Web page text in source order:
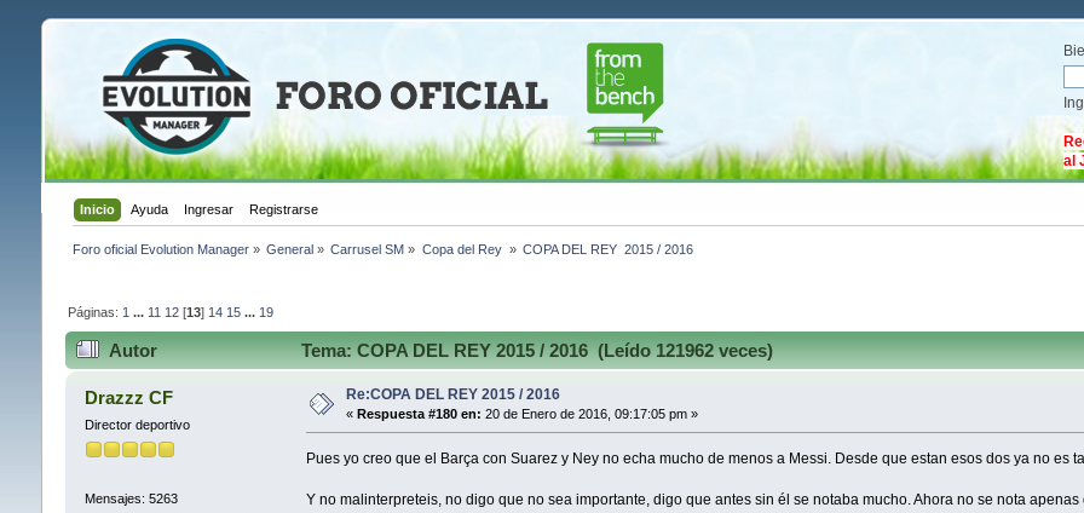
al
Inicio Ayuda Ingresar Registrarse
Foro oficial Evolution Manager» General » Carrusel SM » Copa del Rey » COPA DEL REY  2015 / 2016
Páginas: 1 ... 11 12[13] 14 15 ... 19
Autor Tema: COPA DEL REY 2015 / 2016 (Leído 121962 veces)
Drazzz CF
Director deportivo
Mensajes: 5263
Re:COPA DEL REY 2015 / 2016
« Respuesta #180 en: 20 de Enero de 2016, 09:17:05 pm »
Pues yo creo que el Barça con Suarez y Ney no echa mucho de menos a Messi. Desde que estan esos dos ya no es
Y no malinterpreteis, no digo que no sea importante, digo que antes sin él se notaba mucho. Ahora no se nota